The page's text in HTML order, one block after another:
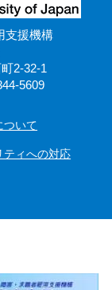
支援機構
2-32-1
5609
ついて
ティへの対応